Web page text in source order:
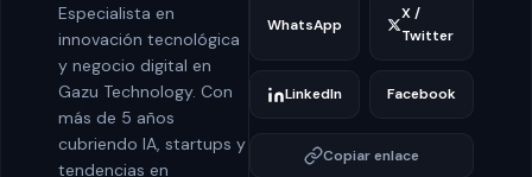
Especialista en
innovación tecnológica
y negocio digital en
Gazu Technology. Con
más de 5 años
cubriendo IA, startups y
tendencias en
WhatsApp
X /
Twitter
LinkedIn Facebook
Copiar enlace